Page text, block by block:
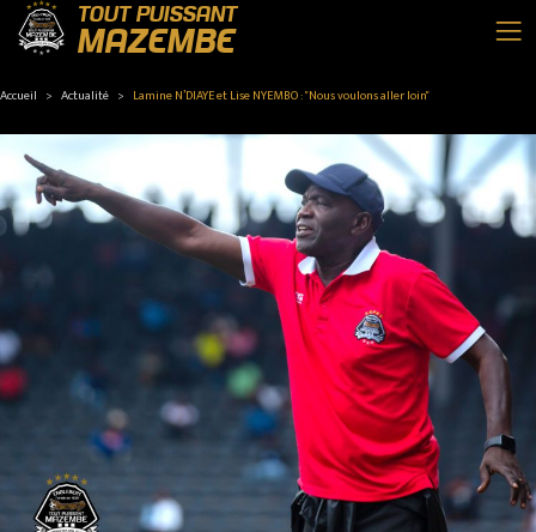
TOUT PUISSANT
MAZEMBE
Accueil Actualité Lamine N’DIAYE et Lise NYEMBO : "Nous voulons aller loin"